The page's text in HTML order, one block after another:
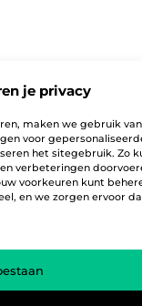
je privacy
maken we gebruik
voor
het sitegebruik. Zo
verbeteringen
voorkeuren kunt
en we zorgen ervoor